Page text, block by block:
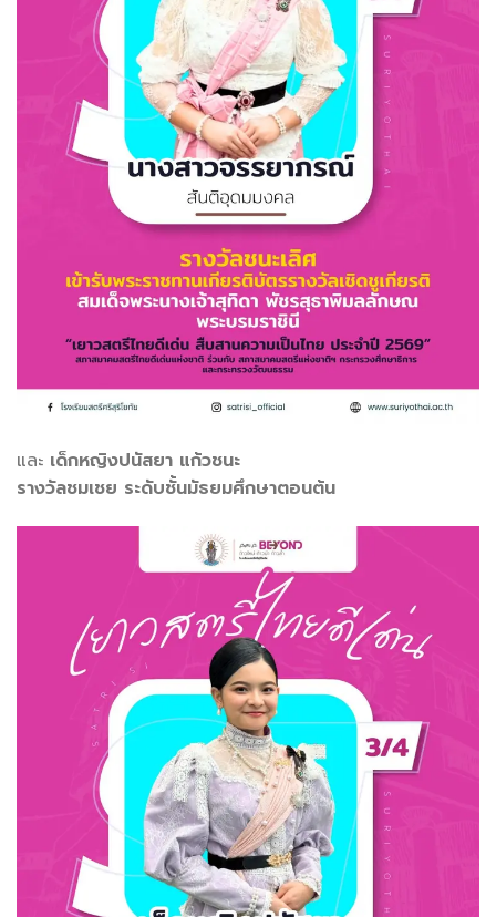
และ เด็กหญิงปนัสยา แก้วชนะ
รางวัลชมเชย ระดับชั้นมัธยมศึกษาตอนต้น